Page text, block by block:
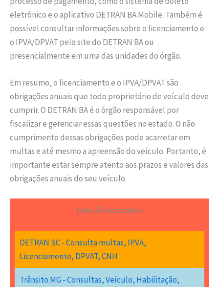
eletrônico e o aplicativo DETRAN BA Mobile. Também é
possível consultar informações sobre o licenciamento e
o IPVA/DPVAT pelo site do DETRAN BA ou
presencialmente em uma das unidades do órgão.
Em resumo, o licenciamento e o IPVA/DPVAT são
obrigações anuais que todo proprietário de veículo deve
cumprir. O DETRAN BA é o órgão responsável por
fiscalizar e gerenciar essas questões no estado. O não
cumprimento dessas obrigações pode acarretar em
multas e até mesmo a apreensão do veículo. Portanto, é
importante estar sempre atento aos prazos e valores das
obrigações anuais do seu veículo.
Links Relacionados
DETRAN SC - Consulta multas, IPVA,
Licenciamento, DPVAT, CNH
Trânsito MG - Consultas, Veículo, Habilitação,